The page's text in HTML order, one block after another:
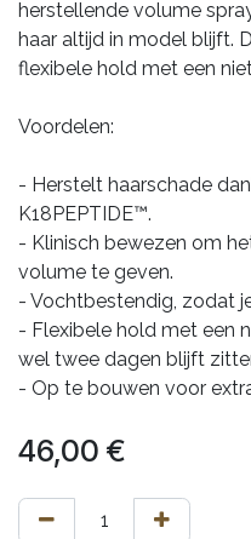
herstellende volume
haar altijd in model blijft.
flexibele hold met een
Voordelen:
- Herstelt haarschade
K18PEPTIDE™.
- Klinisch bewezen om
volume te geven.
- Vochtbestendig, zodat
- Flexibele hold met een
wel twee dagen blijft
- Op te bouwen voor
46,00 €